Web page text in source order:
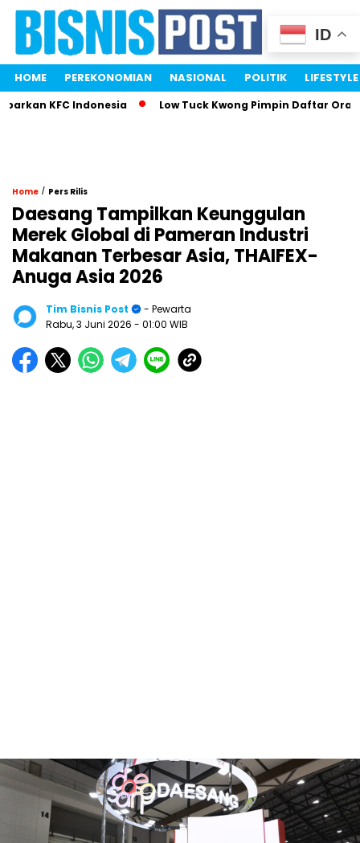
HOME PEREKONOMIAN NASIONAL POLITIK LIFESTYLE
KFC Indonesia Low Tuck Kwong Pimpin Daftar Orang
Home / Pers Rilis
Daesang Tampilkan Keunggulan
Merek Global di Pameran Industri
Makanan Terbesar Asia, THAIFEX-
Anuga Asia 2026
Tim Bisnis Post
- Pewarta
Rabu, 3 Juni 2026 - 01:00 WIB
ID